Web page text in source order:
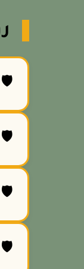
🛡️
🛡️
🛡️
🛡️